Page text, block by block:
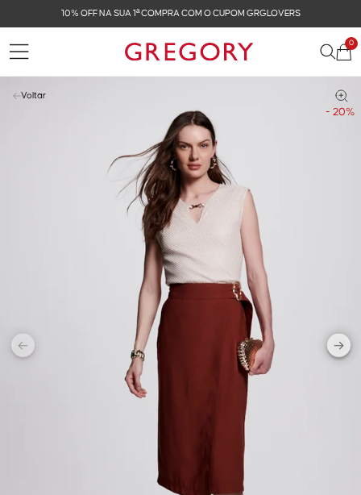
10% OFF NA SUA 1ª COMPRA COM O CUPOM GRGLOVERS
0
- 20%
Voltar